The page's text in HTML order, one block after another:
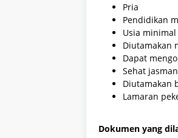
Pria
Pendidikan
Usia
Diutamakan
Dapat
Sehat
Diutamakan
Lamaran
Dokumen yang